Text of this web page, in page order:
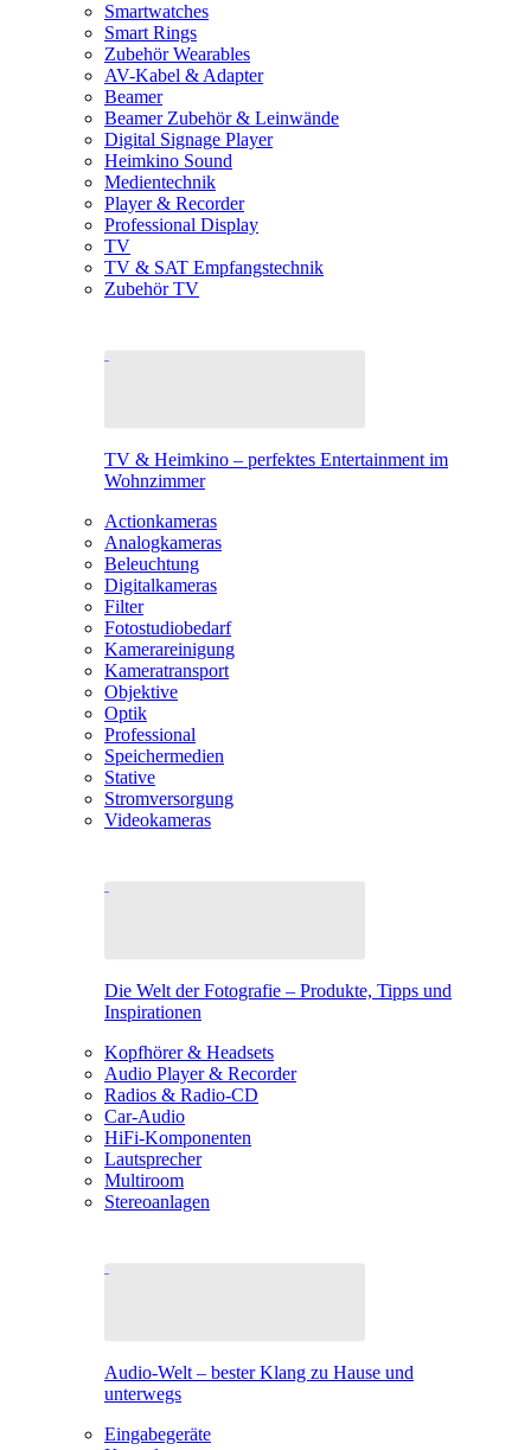
Smartwatches
Smart Rings
Zubehör Wearables
AV-Kabel & Adapter
Beamer
Beamer Zubehör & Leinwände
Digital Signage Player
Heimkino Sound
Medientechnik
Player & Recorder
Professional Display
TV
TV & SAT Empfangstechnik
Zubehör TV
TV & Heimkino – perfektes Entertainment im
Wohnzimmer
Actionkameras
Analogkameras
Beleuchtung
Digitalkameras
Filter
Fotostudiobedarf
Kamerareinigung
Kameratransport
Objektive
Optik
Professional
Speichermedien
Stative
Stromversorgung
Videokameras
Die Welt der Fotografie – Produkte, Tipps und
Inspirationen
Kopfhörer & Headsets
Audio Player & Recorder
Radios & Radio-CD
Car-Audio
HiFi-Komponenten
Lautsprecher
Multiroom
Stereoanlagen
Audio-Welt – bester Klang zu Hause und
unterwegs
Eingabegeräte